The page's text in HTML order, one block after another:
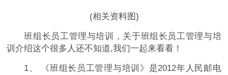
(相关资料图)
班组长员工管理与培训，关于班组长员工管理与培
训介绍这个很多人还不知道,我们一起来看看！
1、 《班组长员工管理与培训》是2012年人民邮电